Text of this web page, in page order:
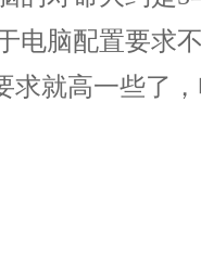
电脑配置要求
就高一些了